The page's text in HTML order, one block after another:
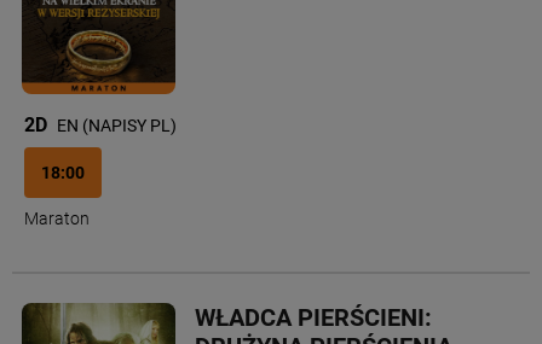
2D EN (NAPISY PL)
18:00
Maraton
WŁADCA PIERŚCIENI: